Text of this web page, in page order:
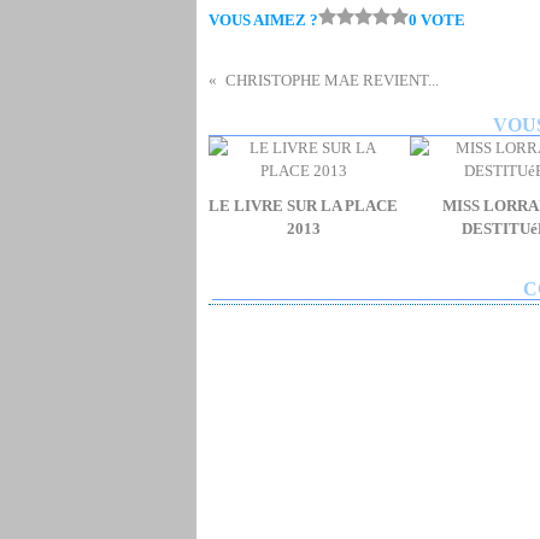
VOUS AIMEZ ? 0 VOTE
CHRISTOPHE MAE REVIENT...
LE LIVRE SUR LA PLACE
2013
MISS